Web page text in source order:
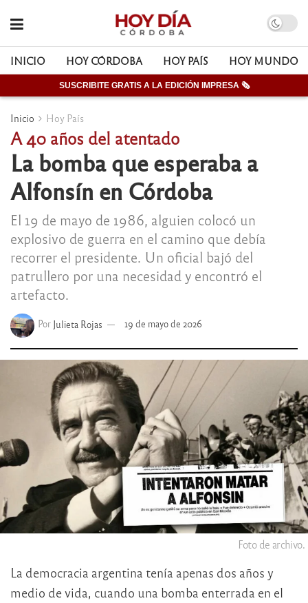
INICIO HOY CÓRDOBA HOY PAÍS HOY MUNDO
SUSCRIBITE GRATIS A LA EDICIÓN IMPRESA 🗞
Inicio Hoy País
A 40 años del atentado
La bomba que esperaba a
Alfonsín en Córdoba
El 19 de mayo de 1986, alguien colocó un
explosivo de guerra en el camino que debía
recorrer el presidente. Un oficial bajó del
patrullero por una necesidad y encontró el
artefacto.
Por Julieta Rojas 19 de mayo de 2026
Foto de archivo.
La democracia argentina tenía apenas dos años y
medio de vida, cuando una bomba enterrada en el